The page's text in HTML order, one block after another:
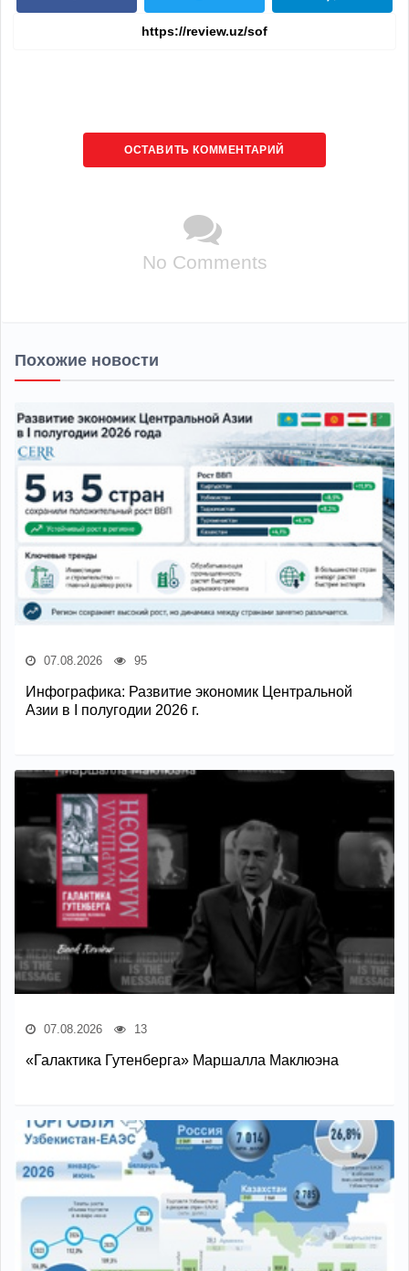
ОСТАВИТЬ КОММЕНТАРИЙ
No Comments
Похожие новости
07.08.2026 95
Инфографика: Развитие экономик Центральной
Азии в I полугодии 2026 г.
07.08.2026 13
«Галактика Гутенберга» Маршалла Маклюэна